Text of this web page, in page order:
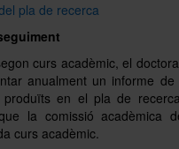
Español
pla de recerca
curs acadèmic, el
anualment un informe de
produïts en el pla de
la comissió acadèmica
curs acadèmic.